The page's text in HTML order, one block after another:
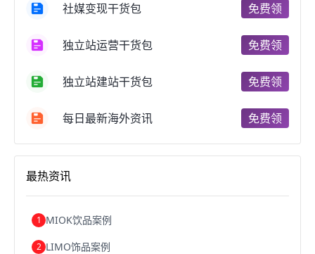
郑州跨境电商跨境电商趋势
跨境电商费用美国跨境电商
天津跨境电商东南亚跨境电商
跨境电商b2b阿里巴巴跨境电商
跨境电商关税
跨境电商建站
浙江跨境电商宁波跨境电商跨境电商的模式
跨境电商优势跨境电商的优势
社媒变现干货包 免费领
独立站运营干货包 免费领
独立站建站干货包 免费领
每日最新海外资讯 免费领
最热资讯
1 MIOK饮品案例
2 LIMO饰品案例